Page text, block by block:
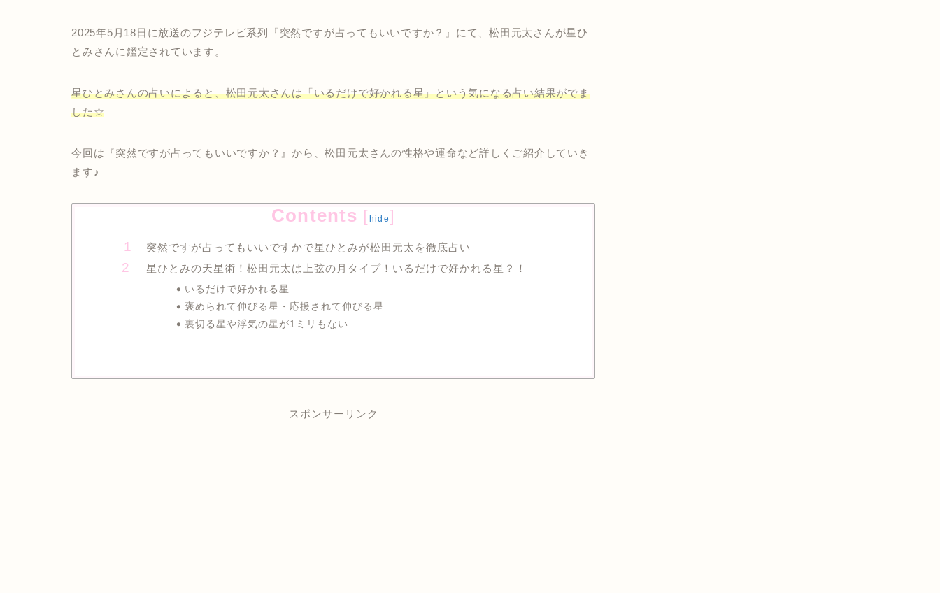
2025年5月18日に放送のフジテレビ系列『突然ですが占ってもいいですか？』にて、松田元太さんが星ひ
とみさんに鑑定されています。
星ひとみさんの占いによると、松田元太さんは「いるだけで好かれる星」という気になる占い結果がでま
した☆
今回は『突然ですが占ってもいいですか？』から、松田元太さんの性格や運命など詳しくご紹介していき
ます♪
Contents [hide]
突然ですが占ってもいいですかで星ひとみが松田元太を徹底占い
星ひとみの天星術！松田元太は上弦の月タイプ！いるだけで好かれる星？！
いるだけで好かれる星
褒められて伸びる星・応援されて伸びる星
裏切る星や浮気の星が1ミリもない
スポンサーリンク